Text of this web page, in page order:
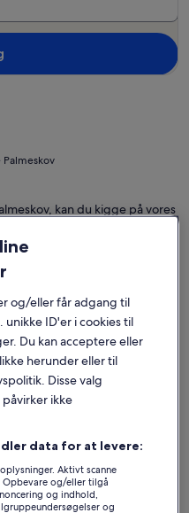
kan du kigge på vores
eller kæledyr, har du alle
Fi og parkering. Her vil du
til alles behov, inklusive
der passer til dig
lejligheder
og/eller får adgang til
ID'er i cookies til
Du kan acceptere eller
herunder eller til
Disse valg
ikke
data for at levere:
Aktivt scanne
og/eller tilgå
og indhold,
og